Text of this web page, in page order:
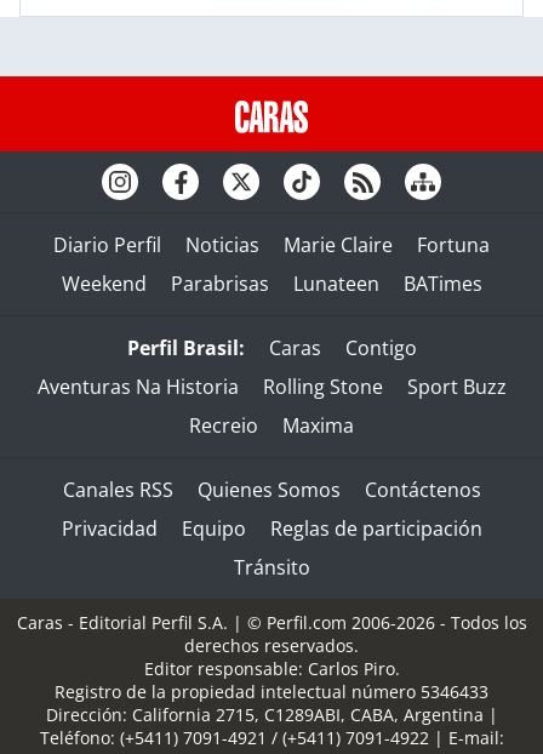
Diario Perfil Noticias Marie Claire
Fortuna
Weekend
Parabrisas Lunateen BATimes
Perfil Brasil: Caras
Contigo
Aventuras Na Historia
Rolling Stone
Sport Buzz
Recreio
Maxima
Canales RSS Quienes Somos
Contáctenos
Privacidad
Equipo
Reglas de participación
Tránsito
Caras - Editorial Perfil S.A. | © Perfil.com 2006-2026 - Todos los
derechos reservados.
Editor responsable: Carlos Piro.
Registro de la propiedad intelectual número 5346433
Dirección: California 2715, C1289ABI, CABA, Argentina |
Teléfono: (+5411) 7091-4921 / (+5411) 7091-4922| E-mail: